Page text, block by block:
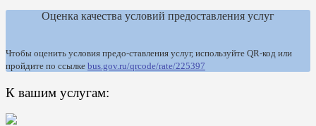
Оценка качества условий предоставления услуг
Чтобы оценить условия предо-ставления услуг, используйте QR-код или
пройдите по ссылке bus.gov.ru/qrcode/rate/225397
К вашим услугам: